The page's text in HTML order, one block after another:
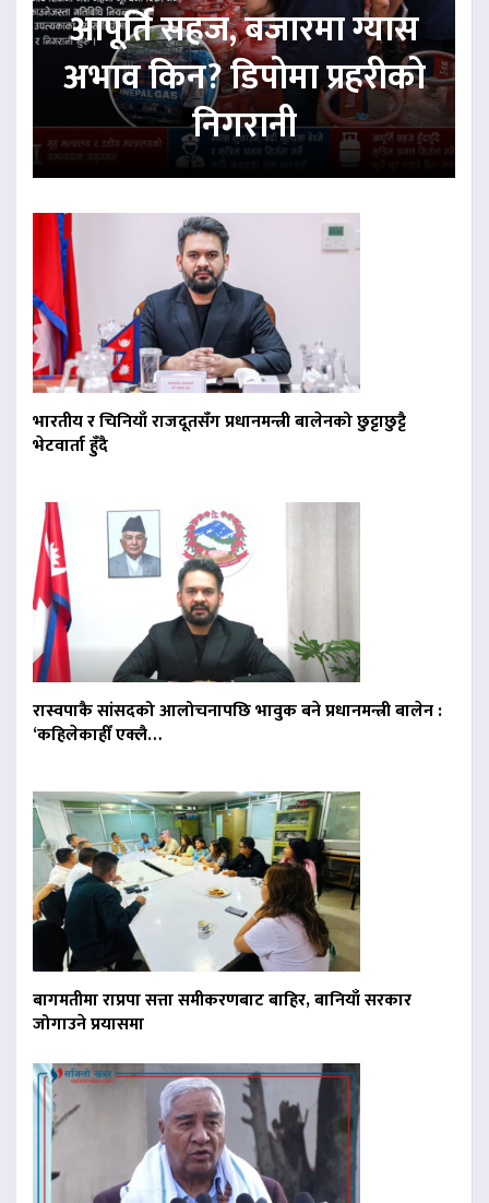
आपूर्ति सहज, बजारमा ग्यास
अभाव किन? डिपोमा प्रहरीको
निगरानी
भारतीय र चिनियाँ राजदूतसँग प्रधानमन्त्री बालेनको छुट्टाछुट्टै
भेटवार्ता हुँदै
रास्वपाकै सांसदको आलोचनापछि भावुक बने प्रधानमन्त्री बालेन :
‘कहिलेकाहीँ एक्लै…
बागमतीमा राप्रपा सत्ता समीकरणबाट बाहिर, बानियाँ सरकार
जोगाउने प्रयासमा